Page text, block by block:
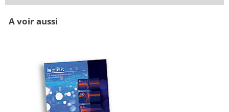
A voir aussi